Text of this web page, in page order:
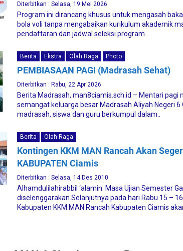
Diterbitkan : Selasa, 19 Mei 2026
Program ini dirancang khusus untuk mengasah
bola voli tanpa mengabaikan kurikulum akademik
pendaftaran dan jadwal seleksi program..
Berita Ekstra Olah Raga Photo
PEMBIASAAN PAGI (Madrasah Sehat)
Diterbitkan : Rabu, 22 Apr 2026
Berita Madrasah, man8ciamis.sch.id – Mentari
semangat keluarga besar Madrasah Aliyah Negeri 6
madrasah, siswa dan guru berkumpul dalam..
Berita Olah Raga
Kontingen KKM MAN Rancah Akan
KABUPATEN Ciamis
Diterbitkan : Selasa, 14 Des 2010
Alhamdulilahirabbil ‘alamin. Masa Ujian Semester
diselenggarakan.Selanjutnya pada hari Rabu 15 –
Kabupaten KKM MAN Rancah Kabupaten Ciamis